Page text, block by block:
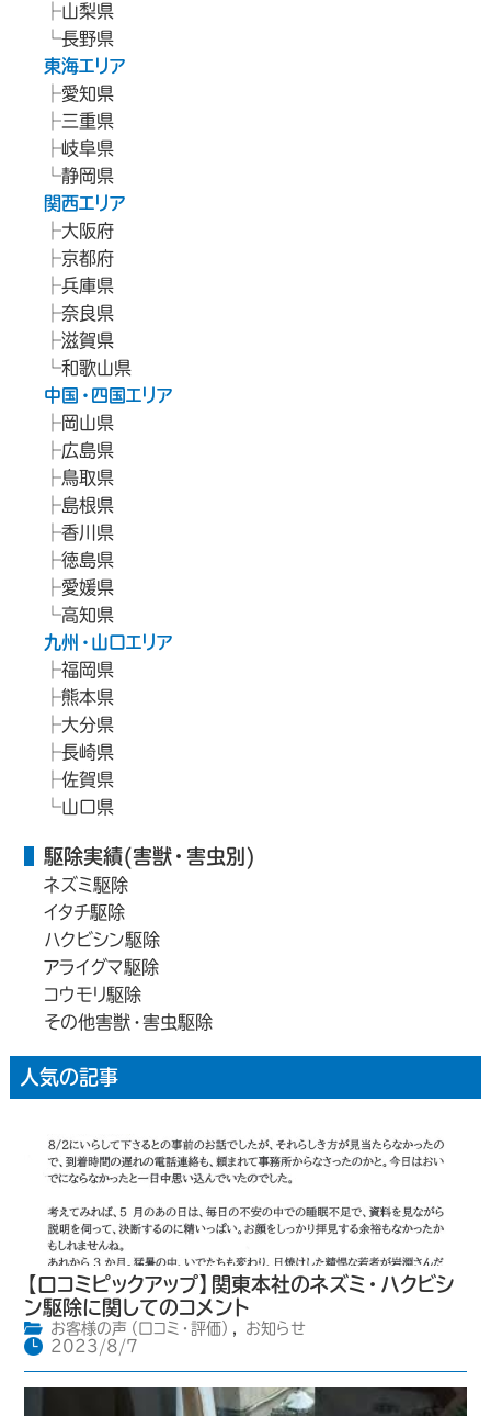
山梨県
長野県
東海エリア
愛知県
三重県
岐阜県
静岡県
関西エリア
大阪府
京都府
兵庫県
奈良県
滋賀県
和歌山県
中国・四国エリア
岡山県
広島県
鳥取県
島根県
香川県
徳島県
愛媛県
高知県
九州・山口エリア
福岡県
熊本県
大分県
長崎県
佐賀県
山口県
駆除実績(害獣・害虫別)
ネズミ駆除
イタチ駆除
ハクビシン駆除
アライグマ駆除
コウモリ駆除
その他害獣・害虫駆除
人気の記事
【口コミピックアップ】関東本社のネズミ・ハクビシ
ン駆除に関してのコメント
お客様の声（口コミ・評価） ,
お知らせ
2023/8/7